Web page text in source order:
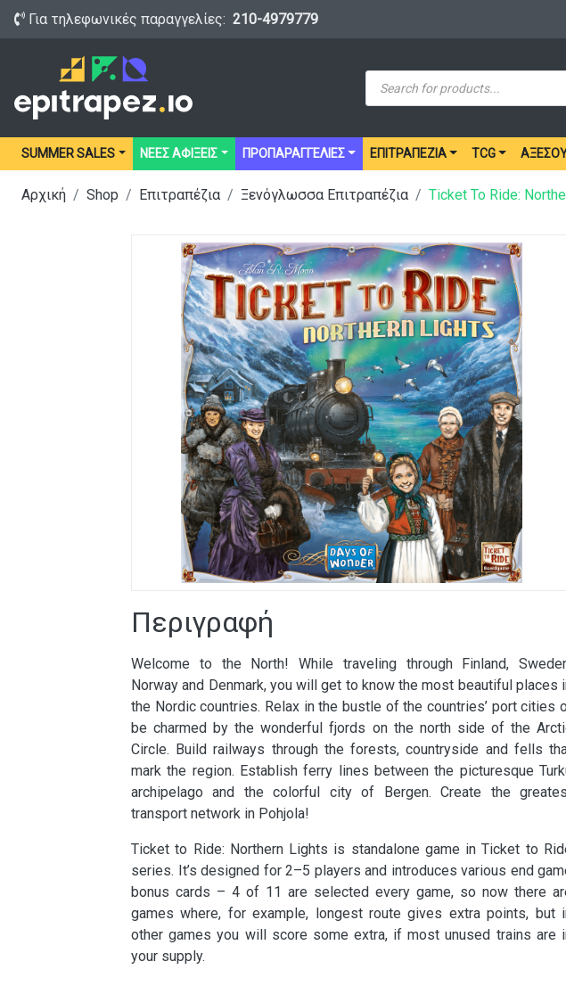
Για τηλεφωνικές παραγγελίες: 210-4979779
Products
search
SUMMER SALES ΝΕΕΣ ΑΦΙΞΕΙΣ ΠΡΟΠΑΡΑΓΓΕΛΙΕΣ ΕΠΙΤΡΑΠΈΖΙΑ TCG
Αρχική Shop Επιτραπέζια Ξενόγλωσσα Επιτραπέζια Ticket To Ride:
Περιγραφή
Welcome to the North! While traveling through Finland,
Norway and Denmark, you will get to know the most beautiful places
the Nordic countries. Relax in the bustle of the countries’ port cities
be charmed by the wonderful fjords on the north side of the
Circle. Build railways through the forests, countryside and fells
mark the region. Establish ferry lines between the picturesque
archipelago and the colorful city of Bergen. Create the
transport network in Pohjola!
Ticket to Ride: Northern Lights is standalone game in Ticket to
series. It’s designed for 2–5 players and introduces various end
bonus cards – 4 of 11 are selected every game, so now there
games where, for example, longest route gives extra points, but
other games you will score some extra, if most unused trains are
your supply.